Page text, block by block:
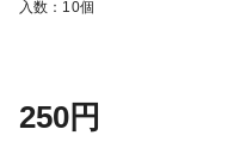
入数：10個
250円